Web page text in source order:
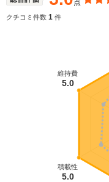
た。エンジ
ター」が
ーツカー
点
クチコミ件数 1 件
積載性
5.0
維持費
5.0